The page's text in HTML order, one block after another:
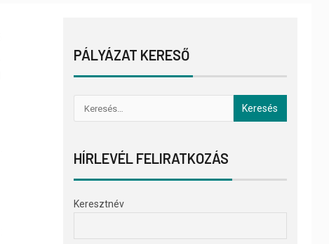
PÁLYÁZAT KERESŐ
HÍRLEVÉL FELIRATKOZÁS
Keresztnév